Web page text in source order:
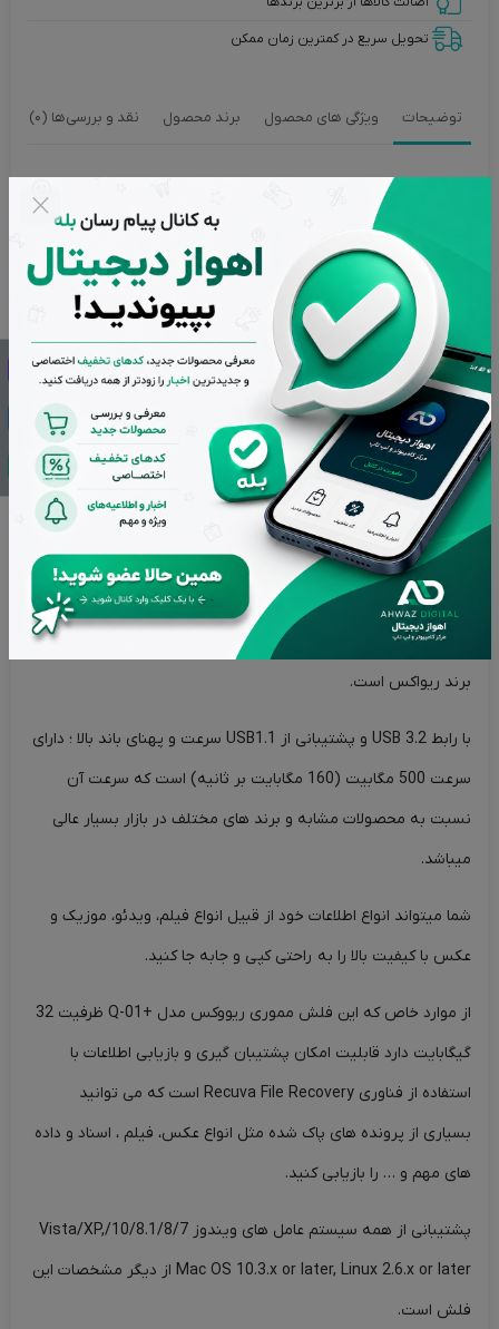
تحویل سریع در کمترین زمان ممکن
توضیحات ویژگی های محصول برند محصول نقد و بررسی‌ها (0)
فلش مموری ریووکس مدل +Q-01 ظرفیت 32 گیگابایت
فلش مموری ریووکس مدل +Q-01 ظرفیت 32 گیگابایت با رابط
USB3.2 زیر مجموعه برند لوتوس در ایران با ظاهری زیبا و رنگ
خاکستری ، جهت ذخیره سازی و انتقال اطلاعات، دیتا ها، فیلم، بازی،
موسیقی و نرم افزار ها … دارد.
طراحی یک جایگاه برای اتصال به زنجیره یا بندآویز،جهت نصب به
دسته کلید، کیف یا گوشی ها ، راحتی در حمل و نقل را فراهم کرده
است ، مدل +Q-01 دارای تبدیل OTG میباشد که میتوانید به کمک
آن فلش را به گوشی خود متصل کنید.
جنس فلزی با مقاومت بالا در برابر آب، گرد و غبار ،لرزش و دمای
عملیاتی 0 ~ 70 درجه سانتی گراد از دیگر مزیت های این فلش درایور
برند ریواکس است.
با رابط USB 3.2 و پشتیبانی از USB1.1 سرعت و پهنای باند بالا ؛ دارای
سرعت 500 مگابیت (160 مگابایت بر ثانیه) است که سرعت آن
نسبت به محصولات مشابه و برند های مختلف در بازار بسیار عالی
میباشد.
شما میتواند انواع اطلاعات خود از قبیل انواع فیلم، ویدئو، موزیک و
عکس با کیفیت بالا را به راحتی کپی و جابه جا کنید.
از موارد خاص که این فلش مموری ریووکس مدل +Q-01 ظرفیت 32
گیگابایت دارد قابلیت امکان پشتیبان گیری و بازیابی اطلاعات با
استفاده از فناوری Recuva File Recovery است که می توانید
بسیاری از پرونده های پاک شده مثل انواع عکس، فیلم ، اسناد و داده
های مهم و … را بازیابی کنید.
پشتیبانی از همه سیستم عامل های ویندوز 10/8.1/8/7/Vista/XP,
Mac OS 10.3.x or later, Linux 2.6.x or later از دیگر مشخصات این
فلش است.